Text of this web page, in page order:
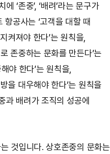
‘존중’, ‘배려’라는 문구가
항공사는 ‘고객을 대할 때
켜져야 한다’는 원칙을,
존중하는 문화를 만든다’는
야 한다’는 원칙을,
을 대우해야 한다’는 원칙을
과 배려가 조직의 성공에
것입니다. 상호존중의 문화는